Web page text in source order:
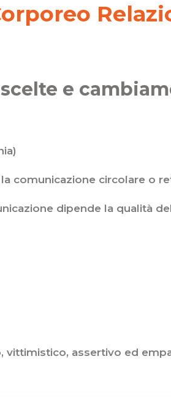
e
comunicazione circolare o
dipende la qualità
vittimistico, assertivo ed